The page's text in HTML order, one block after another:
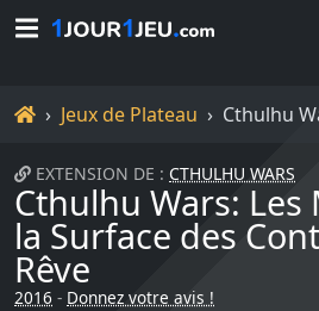
Accueil
Jeux de Plateau Cthulhu
EXTENSION DE : CTHULHU WARS
Cthulhu Wars: Les
la Surface des
Rêve
2016 - Donnez votre avis !